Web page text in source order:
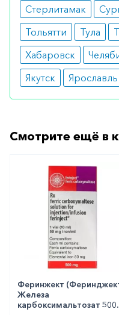
Стерлитамак
Тольятти
Тула
Хабаровск
Якутск
Ярославль
Смотрите ещё в
Феринжект
Железа
карбоксимальтозат